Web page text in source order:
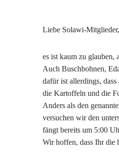
Liebe Solawi-Mitglieder,
es ist kaum zu glauben,
Auch Buschbohnen,
dafür ist allerdings,
die Kartoffeln und die
Anders als den
versuchen wir den
fängt bereits um 5:00
Wir hoffen, dass Ihr die